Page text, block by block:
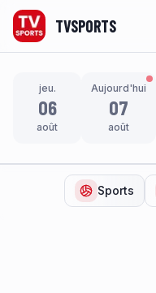
TVSPORTS
jeu.
06
août
Aujourd'hui
07
août
Sports